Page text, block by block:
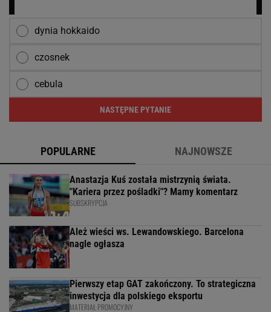
dynia hokkaido
czosnek
cebula
NASTĘPNE PYTANIE
POPULARNE NAJNOWSZE
Anastazja Kuś została mistrzynią świata.
"Kariera przez pośladki"? Mamy komentarz
SUBSKRYPCJA
Ależ wieści ws. Lewandowskiego. Barcelona
nagle ogłasza
Pierwszy etap GAT zakończony. To strategiczna
inwestycja dla polskiego eksportu
MATERIAŁ PROMOCYJNY